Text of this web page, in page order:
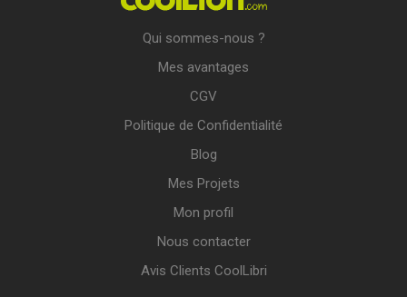
Qui sommes-nous ?
Mes avantages
CGV
Politique de Confidentialité
Blog
Mes Projets
Mon profil
Nous contacter
Avis Clients CoolLibri